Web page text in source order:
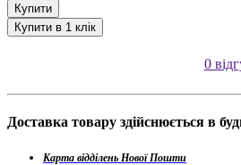
Купити
Купити в 1 клік
0
Доставка товару здійснюється в
Карта відділень Нової Пошти